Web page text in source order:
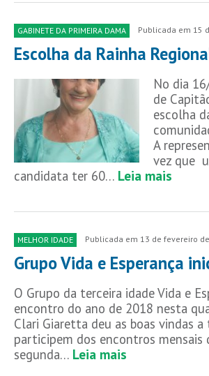
GABINETE DA PRIMEIRA DAMA Publicada em 15
Escolha da Rainha
No dia
de
escolha
A
vez que
candidata ter 60… Leia mais
MELHOR IDADE Publicada em 13 de fevereiro
Grupo Vida e Esperança
O Grupo da terceira idade Vida e
encontro do ano de 2018 nesta
Clari Giaretta deu as boas vindas
participem dos encontros mensais
segunda… Leia mais